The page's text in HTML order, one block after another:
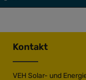
zur
gelesen und bin mit
Kontakt
VEH Solar- und